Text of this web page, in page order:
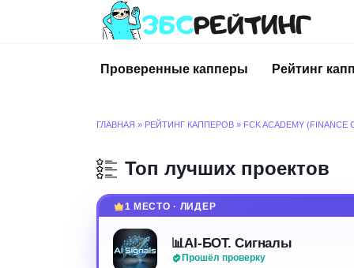
Проверенные капперы
Рейтинг
ГЛАВНАЯ » РЕЙТИНГ КАППЕРОВ » FCK ACADEMY (FINANCE
Топ лучших проектов
1 МЕСТО · ЛИДЕР
📊AI-БОТ. Сигналы
Прошёл проверку